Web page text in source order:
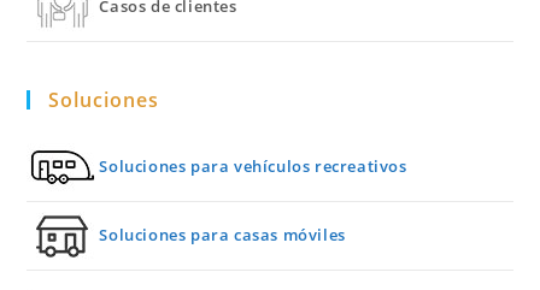
Casos de clientes
Soluciones
Soluciones para vehículos recreativos
Soluciones para casas móviles